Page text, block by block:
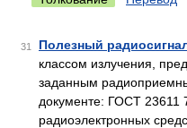
31 Полезный
классом излучения,
заданным
документе: ГОСТ 23611
радиоэлектронных